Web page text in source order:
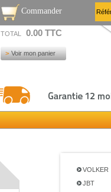
Commander
TOTAL 0.00 TTC
Voir mon panier
VOLKER
JBT